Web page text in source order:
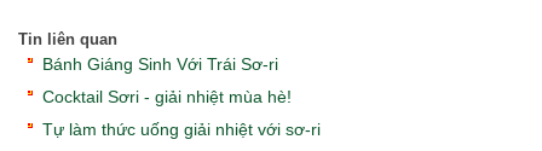
Tin liên quan
Bánh Giáng Sinh Với Trái Sơ-ri
Cocktail Sơri - giải nhiệt mùa hè!
Tự làm thức uống giải nhiệt với sơ-ri